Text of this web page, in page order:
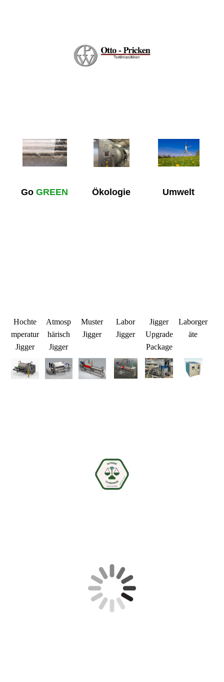
GoGREEN Ökologie Umwelt
Hochte
mperatur
Jigger
Atmosp
härisch
Jigger
Muster
Jigger
Labor
Jigger
Jigger
Upgrade
Package
Laborger
äte